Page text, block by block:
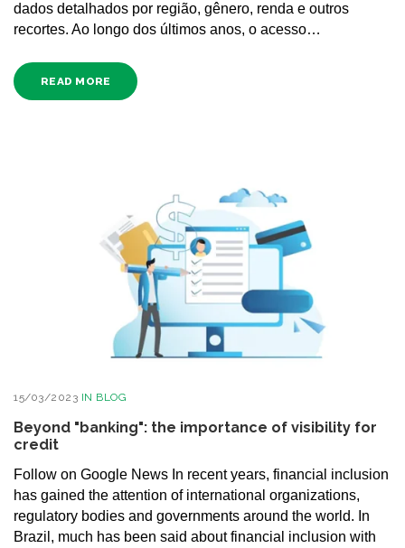
dados detalhados por região, gênero, renda e outros
recortes. Ao longo dos últimos anos, o acesso…
READ MORE
15/03/2023 IN BLOG
Beyond "banking": the importance of visibility for
credit
Follow on Google News In recent years, financial inclusion
has gained the attention of international organizations,
regulatory bodies and governments around the world. In
Brazil, much has been said about financial inclusion with